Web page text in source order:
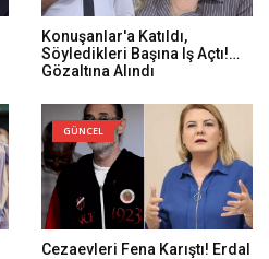
Konuşanlar'a Katıldı,
Söyledikleri Başına Iş Açtı!
Gözaltına Alındı
GÜNCEL
Cezaevleri Fena Karıştı! Erdal